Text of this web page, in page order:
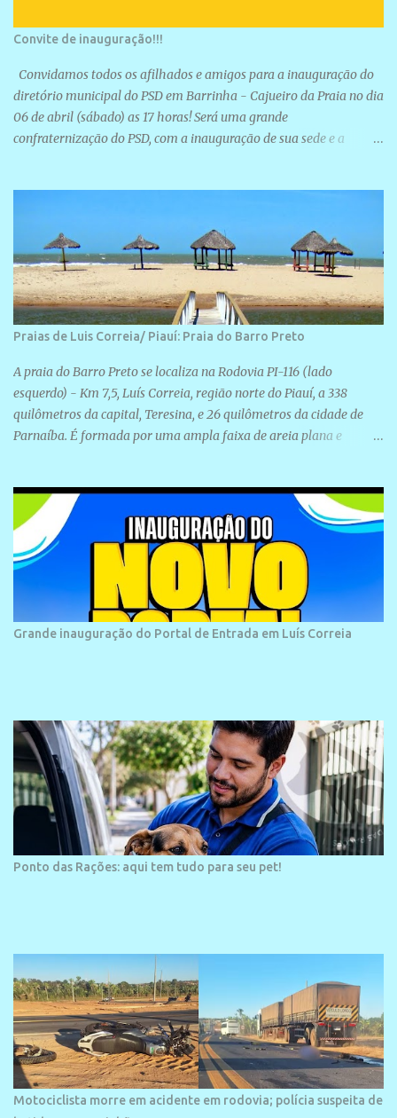
Convite de inauguração!!!
Convidamos todos os afilhados e amigos para a inauguração do
diretório municipal do PSD em Barrinha - Cajueiro da Praia no dia
06 de abril (sábado) as 17 horas! Será uma grande
confraternização do PSD, com a inauguração de sua sede e a
Praias de Luis Correia/ Piauí: Praia do Barro Preto
A praia do Barro Preto se localiza na Rodovia PI-116 (lado
esquerdo) - Km 7,5, Luís Correia, região norte do Piauí, a 338
quilômetros da capital, Teresina, e 26 quilômetros da cidade de
Parnaíba. É formada por uma ampla faixa de areia plana e
devido ao extensivo molhe de pedras que não chegam a 2 metros
de altura, não apresentando dunas em seu espaço geográfico. Não
se sabe ao certo porque a praia leva esse nome, e muitas das suas
historias foram esquecidas ao longo do tempo. A praia é
frequentada por moradores e turistas, em geral veranistas
piauienses e, em menor número, pessoas de estados vizinhos. O
bairro onde se localiza a praia é palco de amplos investimentos e
Grande inauguração do Portal de Entrada em Luís Correia
Ponto das Rações: aqui tem tudo para seu pet!
Motociclista morre em acidente em rodovia; polícia suspeita de